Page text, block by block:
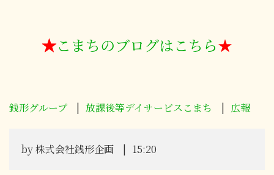
★こまちのブログはこちら★
銭形グループ 放課後等デイサービスこまち 広報
by株式会社銭形企画 15:20